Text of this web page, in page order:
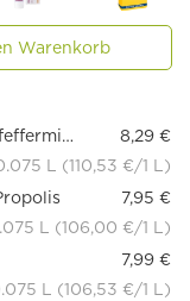
Warenkorb
Dieser Artikel: Argital Zahnpasta Pfefferminze
8,29 €
L (110,53 €/1 L)
7,95 €
L (106,00 €/1 L)
7,99 €
L (106,53 €/1 L)